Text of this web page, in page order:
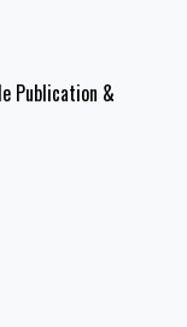
Publication &